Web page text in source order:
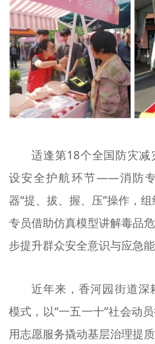
适逢第18个全国防灾
设安全护航环节——消防
器“提、拔、握、压”操作，
专员借助仿真模型讲解毒品
步提升群众安全意识与应急能
近年来，香河园街道深
模式，以“一五一十”社会动
用志愿服务撬动基层治理提